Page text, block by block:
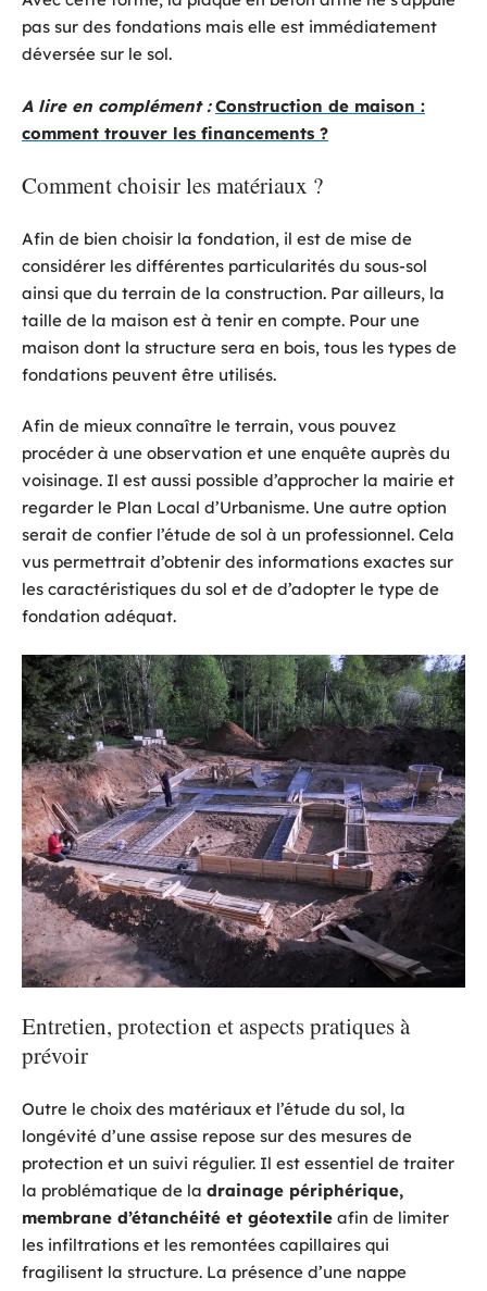
pas sur des fondations mais elle est immédiatement
déversée sur le sol.
A lire en complément : Construction de maison :
comment trouver les financements ?
Comment choisir les matériaux ?
Afin de bien choisir la fondation, il est de mise de
considérer les différentes particularités du sous-sol
ainsi que du terrain de la construction. Par ailleurs, la
taille de la maison est à tenir en compte. Pour une
maison dont la structure sera en bois, tous les types de
fondations peuvent être utilisés.
Afin de mieux connaître le terrain, vous pouvez
procéder à une observation et une enquête auprès du
voisinage. Il est aussi possible d’approcher la mairie et
regarder le Plan Local d’Urbanisme. Une autre option
serait de confier l’étude de sol à un professionnel. Cela
vus permettrait d’obtenir des informations exactes sur
les caractéristiques du sol et de d’adopter le type de
fondation adéquat.
Entretien, protection et aspects pratiques à
prévoir
Outre le choix des matériaux et l’étude du sol, la
longévité d’une assise repose sur des mesures de
protection et un suivi régulier. Il est essentiel de traiter
la problématique de la drainage périphérique,
membrane d’étanchéité et géotextile afin de limiter
les infiltrations et les remontées capillaires qui
fragilisent la structure. La présence d’une nappe